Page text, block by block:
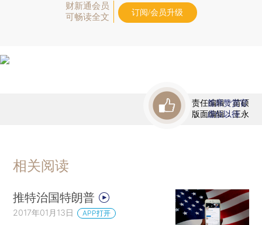
财新通会员
可畅读全文
订阅/会员升级
责任编辑：苗硕
版面编辑：王永
首席赞赏官
虚位以待
相关阅读
推特治国特朗普
2017年01月13日 APP打开